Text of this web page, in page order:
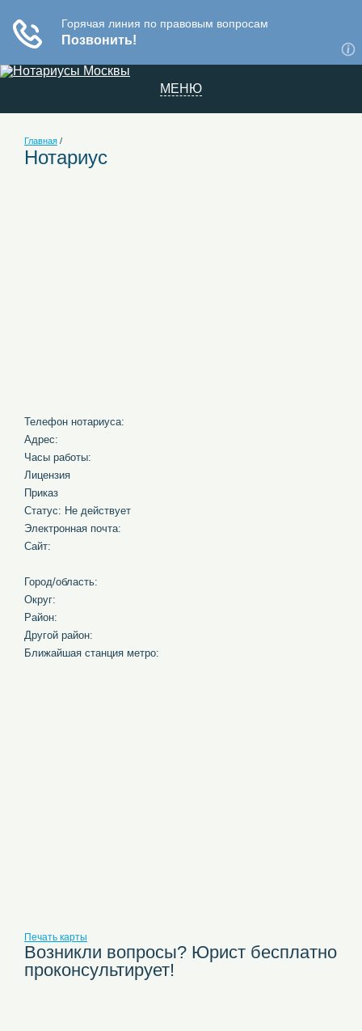
МЕНЮ
Главная /
Нотариус
Телефон нотариуса:
Адрес:
Часы работы:
Лицензия
Приказ
Статус: Не действует
Электронная почта:
Сайт:
Город/область:
Округ:
Район:
Другой район:
Ближайшая станция метро:
Печать карты
Возникли вопросы? Юрист бесплатно
проконсультирует!